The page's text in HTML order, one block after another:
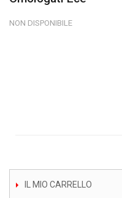
NON DISPONIBILE
IL MIO CARRELLO